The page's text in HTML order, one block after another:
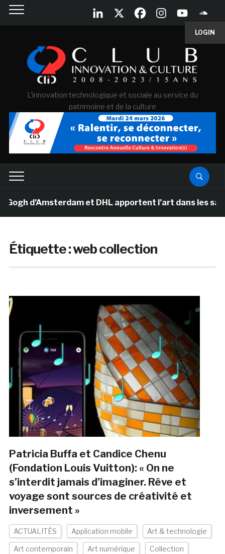
LOGIN
L'innovation technologique et sociale au service du
patrimoine et de la culture
d’Amsterdam et DHL apportent l’art dans les salles
Étiquette :web collection
Patricia Buffa et Candice Chenu
(Fondation Louis Vuitton): « On ne
s’interdit jamais d’imaginer. Rêve et
voyage sont sources de créativité et
inversement »
ACTUALITÉS Application mobile Art & technologie
Art contemporain Art numérique Collection